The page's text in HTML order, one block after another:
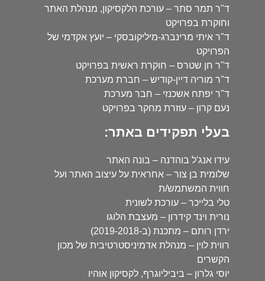
ד"ר תמר סתר – עורכת הלקסיקון, מנהלת האתר
וחוקרת בפרויקט
ד"ר איתי מרינברג-מיליקובסקי – יועץ אקדמי של
הפרויקט
ד"ר חן שטרס – חוקרת ראשית בפרויקט
ד"ר מוריה דיין-קודיש – חברת מערכת
ד"ר יפתח אשכנזי – חבר מערכת
נעם קרון – עוזרת מחקר בפרויקט
בעלי תפקידים באתר:
עידו אנג'ל בוהדנה – בונה האתר
שלומית בן צור – אחראית על עיצוב האתר ועל
חווית המשתמש/ת
טלי בלייכר – עורכת לשונית
נורית וינד קידרון – מעצבת הלוגו
ירדן רותם – מתכנת (ב-2019-2018)
רווית לוין – מנהלת אדמיניסטרטיבית של מכון
הקשרים
יוסי גלרון – ביביליוגרף, לקסיקון אוהיו